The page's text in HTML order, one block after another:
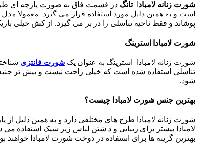
شورت زنانه لامبادا تانگ در قسمت فاق به صورت پارچه ‌ای
است و به همین دلیل مورد استفاده قرار می ‌گیرد. معمولا
پوشاند و فقط ناحیه تناسلی را در بر می‌ گیرد. از کش
شورت لامبادا استرینگ
شورت زنانه لامبادا استرینگ به عنوان یک شورت فانتزی
تناسلی استفاده شده است که خیلی راحت نیست و بیش‌ تر جنبه
‌شود.
بهترین جنس شورت لامبادا چیست؟
شورت زنانه لامبادا طرح ‌های مختلفی دارد و به همین دلیل
لامبادا بیشتر برای زیبایی و داشتن لباس زیر شیک استفاده
بهترین گزینه ‌ها برای استفاده در دوخت شورت لامبادا خواهند